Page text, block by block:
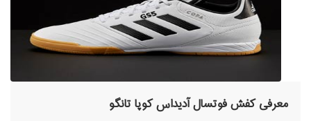
معرفی کفش فوتسال آدیداس کوپا تانگو